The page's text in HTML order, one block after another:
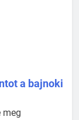
a bajnoki
meg